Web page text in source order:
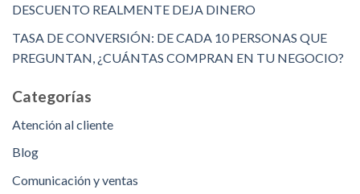
DESCUENTO REALMENTE DEJA DINERO
TASA DE CONVERSIÓN: DE CADA 10 PERSONAS QUE
PREGUNTAN, ¿CUÁNTAS COMPRAN EN TU NEGOCIO?
Categorías
Atención al cliente
Blog
Comunicación y ventas